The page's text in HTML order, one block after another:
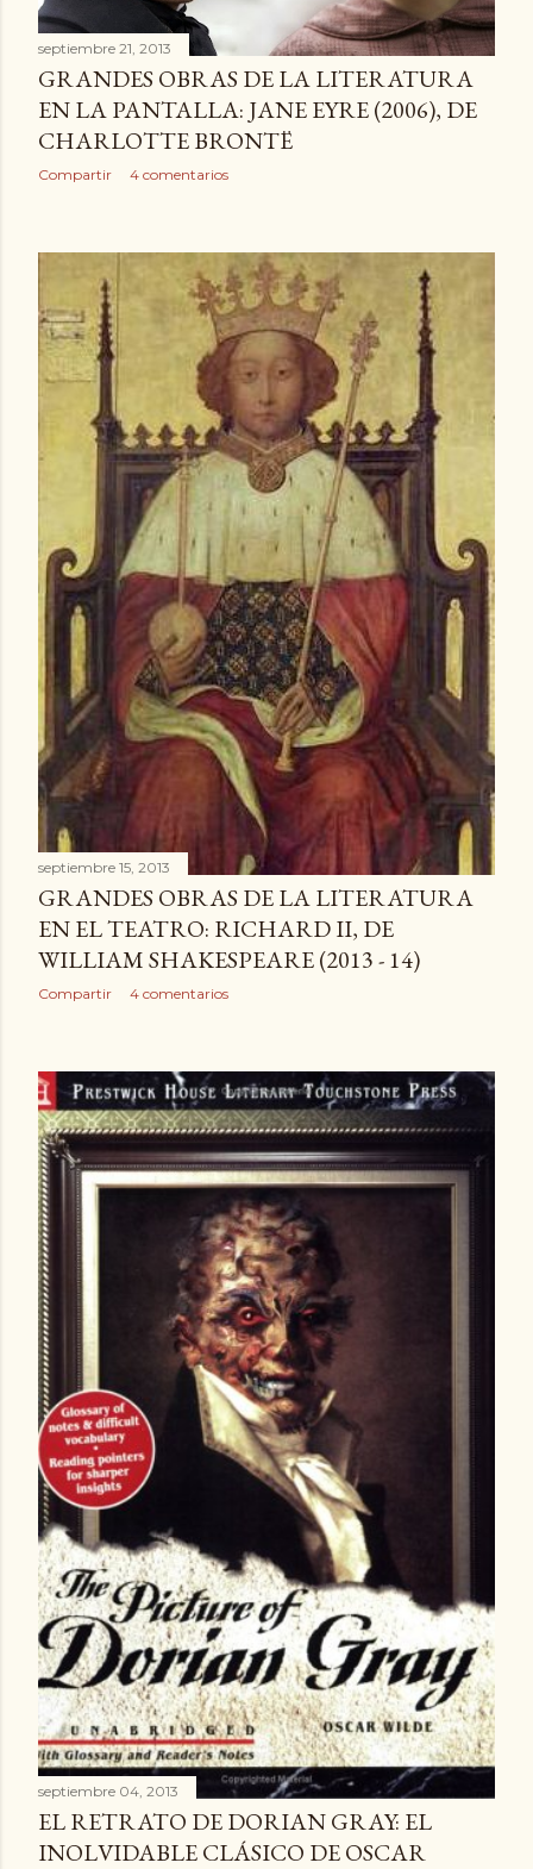
septiembre 21, 2013
GRANDES OBRAS DE LA LITERATURA
EN LA PANTALLA: JANE EYRE (2006), DE
CHARLOTTE BRONTË
Compartir 4 comentarios
septiembre 15, 2013
GRANDES OBRAS DE LA LITERATURA
EN EL TEATRO: RICHARD II, DE
WILLIAM SHAKESPEARE (2013 - 14)
Compartir 4 comentarios
septiembre 04, 2013
EL RETRATO DE DORIAN GRAY: EL
INOLVIDABLE CLÁSICO DE OSCAR